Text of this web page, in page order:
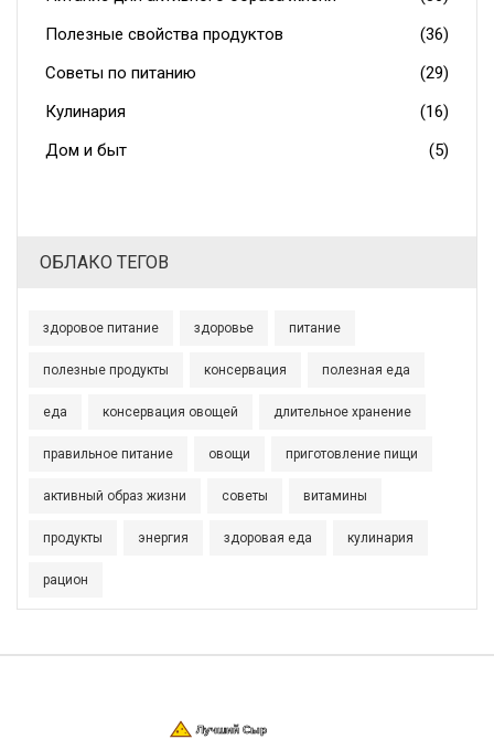
Полезные свойства продуктов
(36)
Советы по питанию
(29)
Кулинария
(16)
Дом и быт
(5)
ОБЛАКО ТЕГОВ
здоровое питание здоровье питание
полезные продукты консервация полезная еда
еда консервация овощей длительное хранение
правильное питание овощи приготовление пищи
активный образ жизни советы витамины
продукты энергия здоровая еда кулинария
рацион